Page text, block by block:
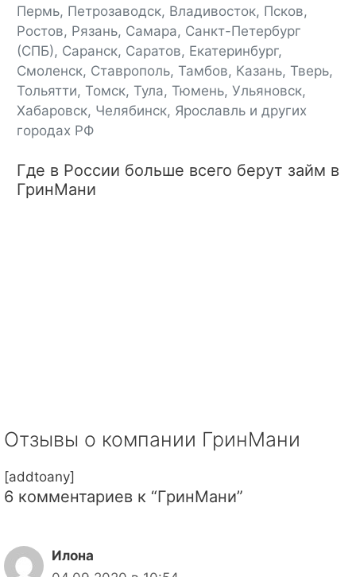
Пермь, Петрозаводск, Владивосток, Псков,
Ростов, Рязань, Самара, Санкт-Петербург
(СПБ), Саранск, Саратов, Екатеринбург,
Смоленск, Ставрополь, Тамбов, Казань, Тверь,
Тольятти, Томск, Тула, Тюмень, Ульяновск,
Хабаровск, Челябинск, Ярославль и других
городах РФ
Где в России больше всего берут займ в
ГринМани
Отзывы о компании ГринМани
[addtoany]
6 комментариев к “ГринМани”
Илона